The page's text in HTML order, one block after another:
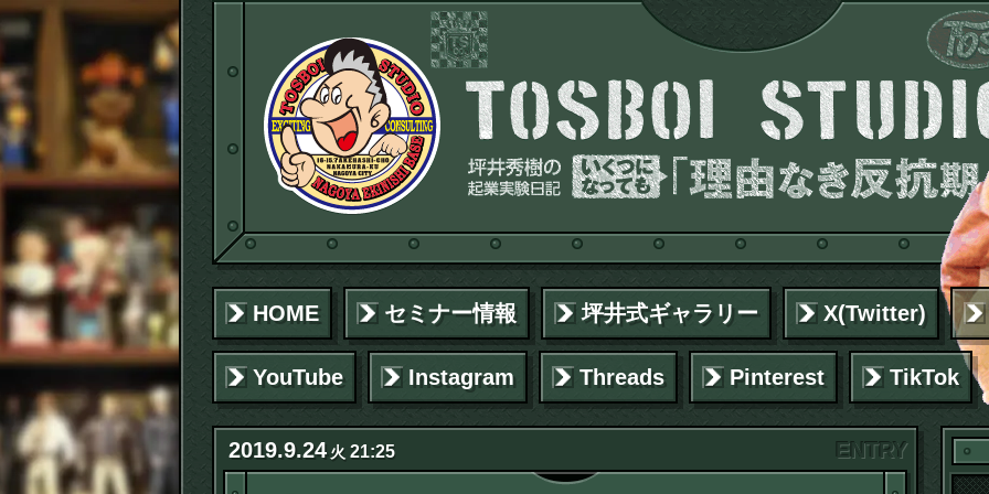
HOME セミナー情報 坪井式ギャラリー X(Twitter)
YouTube Instagram Threads Pinterest TikTok
2019.9.24 火 21:25